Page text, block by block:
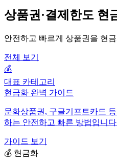
상품권·결제한도 현
안전하고 빠르게 상품권을 현
전체 보기
💰
대표 카테고리
현금화 완벽 가이드
문화상품권, 구글기프트카드
하는 안전하고 빠른 방법입니
가이드 보기
💰 현금화